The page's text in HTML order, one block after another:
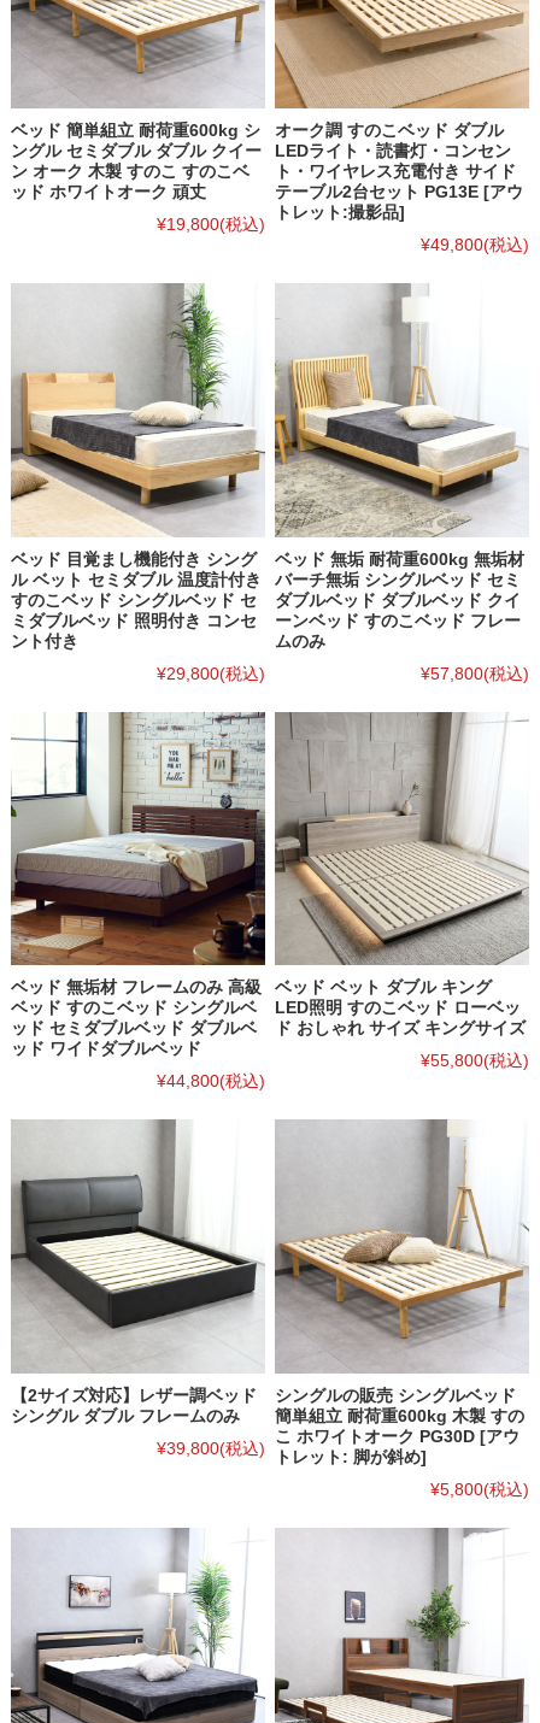
ベッド 簡単組立 耐荷重600kg シ
ングル セミダブル ダブル クイー
ン オーク 木製 すのこ すのこベ
ッド ホワイトオーク 頑丈
¥19,800(税込)
オーク調 すのこベッド ダブル
LEDライト・読書灯・コンセン
ト・ワイヤレス充電付き サイド
テーブル2台セット PG13E [アウ
トレット:撮影品]
¥49,800(税込)
ベッド 目覚まし機能付き シング
ル ベット セミダブル 温度計付き
すのこベッド シングルベッド セ
ミダブルベッド 照明付き コンセ
ント付き
¥29,800(税込)
ベッド 無垢 耐荷重600kg 無垢材
バーチ無垢 シングルベッド セミ
ダブルベッド ダブルベッド クイ
ーンベッド すのこベッド フレー
ムのみ
¥57,800(税込)
ベッド 無垢材 フレームのみ 高級
ベッド すのこベッド シングルベ
ッド セミダブルベッド ダブルベ
ッド ワイドダブルベッド
¥44,800(税込)
ベッド ベット ダブル キング
LED照明 すのこベッド ローベッ
ド おしゃれ サイズ キングサイズ
¥55,800(税込)
【2サイズ対応】レザー調ベッド
シングル ダブル フレームのみ
¥39,800(税込)
シングルの販売 シングルベッド
簡単組立 耐荷重600kg 木製 すの
こ ホワイトオーク PG30D [アウ
トレット: 脚が斜め]
¥5,800(税込)